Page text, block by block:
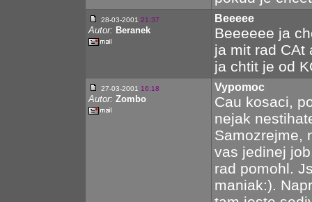
28-03-2001 21:37
Autor: Beranek
Beeeee
Beeeeee ja
ja mit rad CAt
ja chtit je od
27-03-2001 16:18
Autor: Zombo
Vypomoc
Cau kosaci,
nejak
Samozrejme,
vas jedinej
rad pomohl.
maniak:).